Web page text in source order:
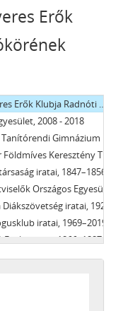
Erők
Védőegyesület iratai, 1907–1914
iratai, 1897–1924
(evezős szakosztály) iratai, 1936–1944
Miklós Írókörének iratai, 1968–1969
2008 - 2018
Imre Cserkészcsapatának iratai, 1920–1947
Társaság iratai, 1821–1831
iratai, 1847–1856
váci körének iratai, 1907–1913
iratai, 1928
iratai, 1969–2019
Egylet iratai, 1866–1887
Körének iratai, 1889–1892
Regionális Egyesületének ir., 1979–1985